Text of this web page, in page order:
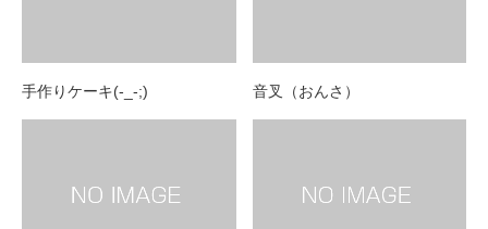
手作りケーキ(-_-;) 音叉（おんさ）